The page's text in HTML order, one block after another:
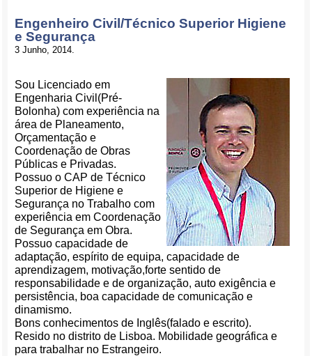
Engenheiro Civil/Técnico Superior Higiene
e Segurança
3 Junho, 2014.
Sou Licenciado em
Engenharia Civil(Pré-
Bolonha) com experiência na
área de Planeamento,
Orçamentação e
Coordenação de Obras
Públicas e Privadas.
Possuo o CAP de Técnico
Superior de Higiene e
Segurança no Trabalho com
experiência em Coordenação
de Segurança em Obra.
Possuo capacidade de
adaptação, espírito de equipa, capacidade de
aprendizagem, motivação,forte sentido de
responsabilidade e de organização, auto exigência e
persistência, boa capacidade de comunicação e
dinamismo.
Bons conhecimentos de Inglês(falado e escrito).
Resido no distrito de Lisboa. Mobilidade geográfica e
para trabalhar no Estrangeiro.